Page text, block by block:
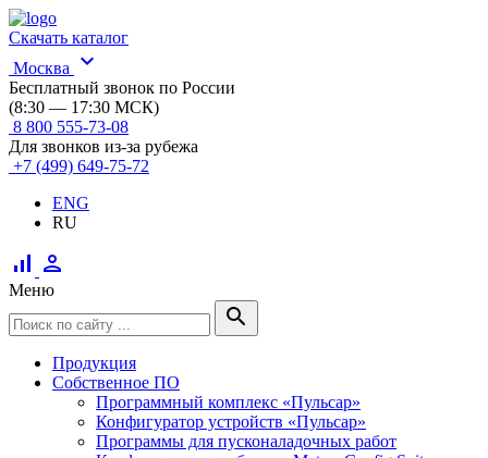
Скачать каталог
Москва
expand_more
Бесплатный звонок по России
(8:30 — 17:30 МСК)
8 800 555-73-08
Для звонков из-за рубежа
+7 (499) 649-75-72
ENG
RU
signal_cellular_alt person
Меню
search
Продукция
Собственное ПО
Программный комплекс «Пульсар»
Конфигуратор устройств «Пульсар»
Программы для пусконаладочных работ